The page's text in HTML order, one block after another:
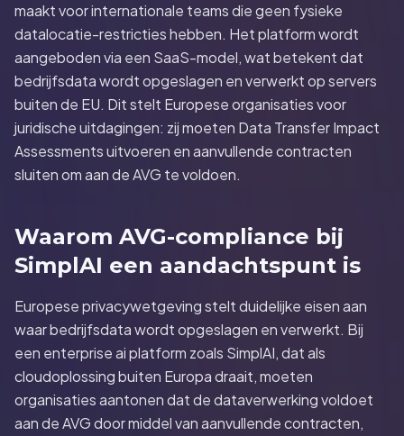
maakt voor internationale teams die geen fysieke
datalocatie-restricties hebben. Het platform wordt
aangeboden via een SaaS-model, wat betekent dat
bedrijfsdata wordt opgeslagen en verwerkt op servers
buiten de EU. Dit stelt Europese organisaties voor
juridische uitdagingen: zij moeten Data Transfer Impact
Assessments uitvoeren en aanvullende contracten
sluiten om aan de AVG te voldoen.
Waarom AVG-compliance bij
SimplAI een aandachtspunt is
Europese privacywetgeving stelt duidelijke eisen aan
waar bedrijfsdata wordt opgeslagen en verwerkt. Bij
een enterprise ai platform zoals SimplAI, dat als
cloudoplossing buiten Europa draait, moeten
organisaties aantonen dat de dataverwerking voldoet
aan de AVG door middel van aanvullende contracten,